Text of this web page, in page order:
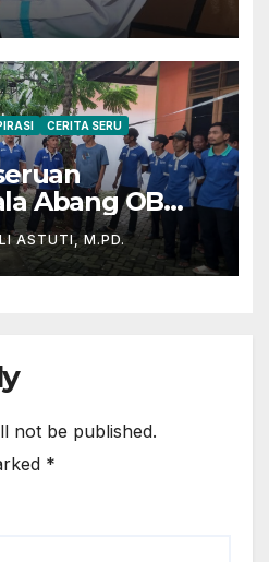
CERITA SERU
Abang OB
ASTUTI, M.PD.
not be published.
*